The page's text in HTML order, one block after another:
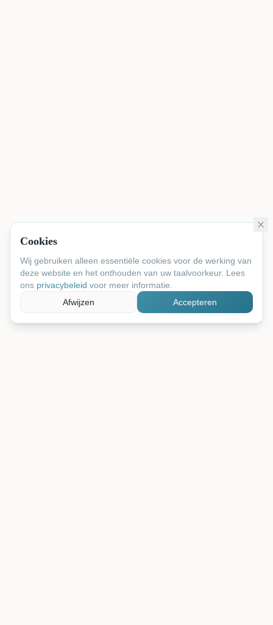
Cookies
Wij gebruiken alleen essentiële cookies voor de werking van
deze website en het onthouden van uw taalvoorkeur. Lees
ons privacybeleid voor meer informatie.
Afwijzen
Accepteren